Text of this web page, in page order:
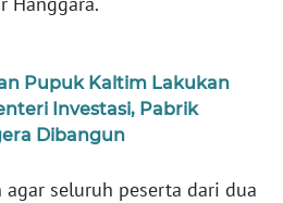
Pupuk Kaltim Lakukan
Investasi, Pabrik
Dibangun
seluruh peserta dari dua